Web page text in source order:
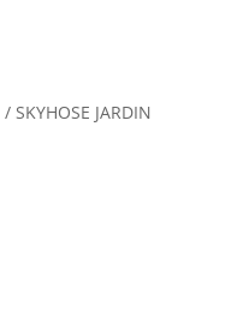
/ SKYHOSE JARDIN